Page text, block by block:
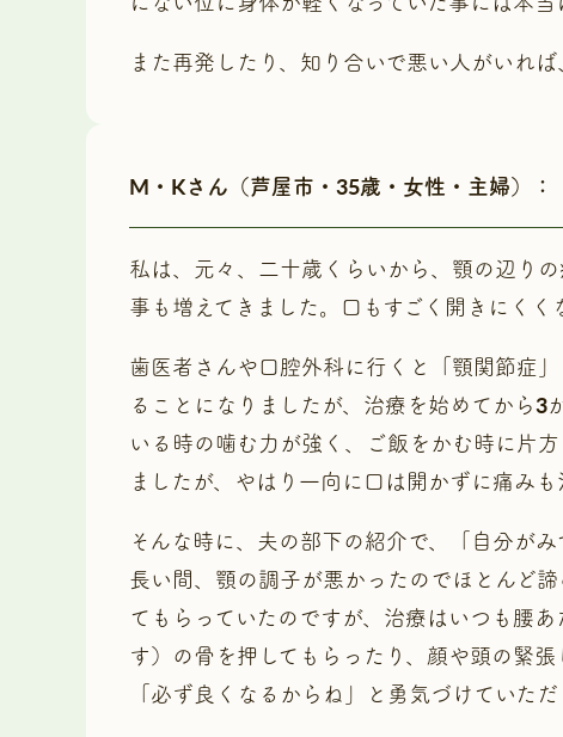
また再発したり、知り合いで悪い人がいれ
M・Kさん（芦屋市・35歳・女性・主婦）：
私は、元々、二十歳くらいから、顎の辺り
事も増えてきました。口もすごく開きにくく
歯医者さんや口腔外科に行くと「顎関節症
ることになりましたが、治療を始めてから
いる時の噛む力が強く、ご飯をかむ時に片
ましたが、やはり一向に口は開かずに痛みも
そんな時に、夫の部下の紹介で、「自分が
長い間、顎の調子が悪かったのでほとんど
てもらっていたのですが、治療はいつも腰
す）の骨を押してもらったり、顔や頭の緊
「必ず良くなるからね」と勇気づけていた